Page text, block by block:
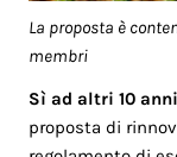
La proposta è
membri
Sì ad altri 10 anni
proposta di